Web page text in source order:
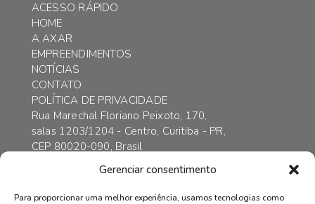
Gerenciar consentimento
Para proporcionar uma melhor experiência, usamos tecnologias como
ACESSO RÁPIDO
HOME
A AXAR
EMPREENDIMENTOS
NOTÍCIAS
CONTATO
POLÍTICA DE PRIVACIDADE
Rua Marechal Floriano Peixoto, 170,
salas 1203/1204 - Centro, Curitiba - PR,
CEP 80020-090, Brasil
+55 41 3352-6989
+55 41 99169-4578